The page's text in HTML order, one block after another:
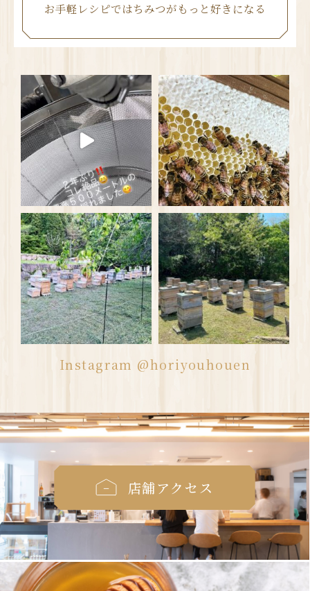
お手軽レシピではちみつがもっと好きになる
Instagram @horiyouhouen
店舗アクセス